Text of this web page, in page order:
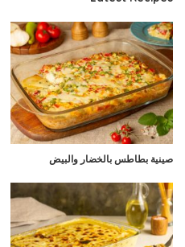
صينية بطاطس بالخضار والبيض